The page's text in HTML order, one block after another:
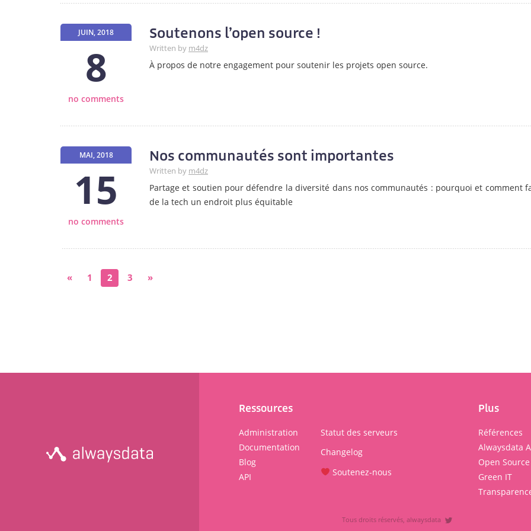
JUIN, 2018
8
no comments
Soutenons l’open source !
Written by m4dz
À propos de notre engagement pour soutenir les projets open source.
MAI, 2018
15
no comments
Nos communautés sont importantes
Written by m4dz
Partage et soutien pour défendre la diversité dans nos communautés : pourquoi et comment
de la tech un endroit plus équitable
« 1 2 3 »
Ressources
Administration
Documentation
Blog
API
Statut des serveurs
Changelog
Soutenez-nous
Plus
Références
Alwaysdata
Open Source
Green IT
Tous droits réservés, alwaysdata